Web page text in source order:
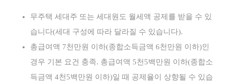
무주택 세대주 또는 세대원도 월세액 공제를 받을 수 있
습니다(세대 구성에 따라 달라질 수 있습니다).
총급여액 7천만원 이하(종합소득금액 6천만원 이하)인
경우 기본 요건 충족. 총급여액 5천5백만원 이하(종합소
득금액 4천5백만원 이하)일 때 공제율이 상향될 수 있습